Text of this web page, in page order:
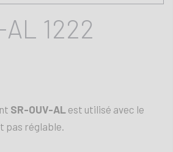
1222
SR-OUV-AL est utilisé avec le
pas réglable.